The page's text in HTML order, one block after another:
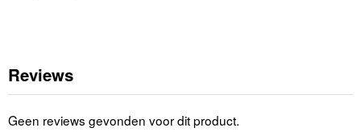
Reviews
Geen reviews gevonden voor dit product.